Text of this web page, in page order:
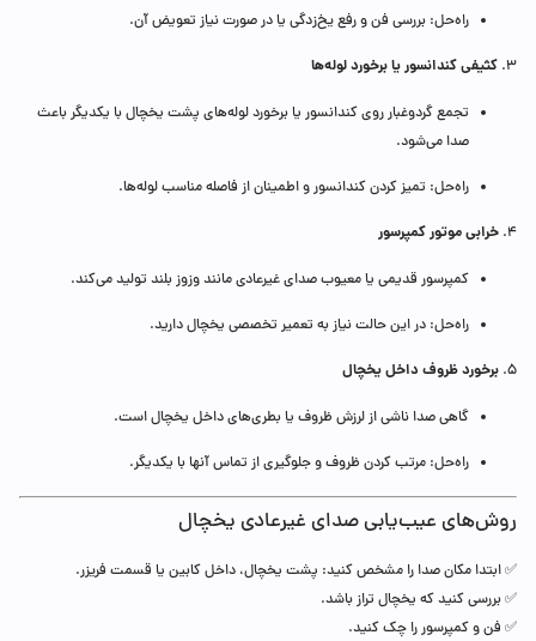
راه‌حل: بررسی فن و رفع یخ‌زدگی یا در صورت نیاز تعویض آن.
۳. کثیفی کندانسور یا برخورد لوله‌ها
تجمع گردوغبار روی کندانسور یا برخورد لوله‌های پشت یخچال با یکدیگر باعث
صدا می‌شود.
راه‌حل: تمیز کردن کندانسور و اطمینان از فاصله مناسب لوله‌ها.
۴. خرابی موتور کمپرسور
کمپرسور قدیمی یا معیوب صدای غیرعادی مانند وزوز بلند تولید می‌کند.
راه‌حل: در این حالت نیاز به تعمیر تخصصی یخچال دارید.
۵. برخورد ظروف داخل یخچال
گاهی صدا ناشی از لرزش ظروف یا بطری‌های داخل یخچال است.
راه‌حل: مرتب کردن ظروف و جلوگیری از تماس آنها با یکدیگر.
روش‌های عیب‌یابی صدای غیرعادی یخچال
✅ ابتدا مکان صدا را مشخص کنید: پشت یخچال، داخل کابین یا قسمت فریزر.
✅ بررسی کنید که یخچال تراز باشد.
✅ فن و کمپرسور را چک کنید.